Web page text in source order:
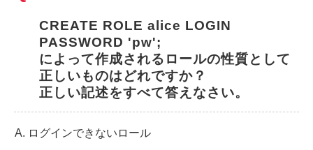
CREATE ROLE alice LOGIN
PASSWORD 'pw';
によって作成されるロールの性質として
正しいものはどれですか？
正しい記述をすべて答えなさい。
ログインできないロール